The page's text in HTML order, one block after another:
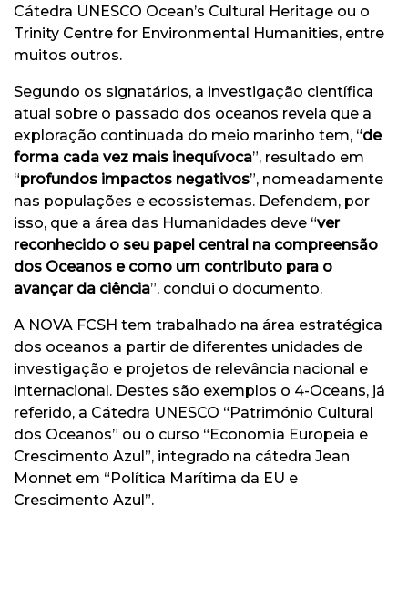
Cátedra UNESCO Ocean’s Cultural Heritage ou o
Trinity Centre for Environmental Humanities, entre
muitos outros.
Segundo os signatários, a investigação científica
atual sobre o passado dos oceanos revela que a
exploração continuada do meio marinho tem, “de
forma cada vez mais inequívoca”, resultado em
“profundos impactos negativos”, nomeadamente
nas populações e ecossistemas. Defendem, por
isso, que a área das Humanidades deve “ver
reconhecido o seu papel central na compreensão
dos Oceanos e como um contributo para o
avançar da ciência”, conclui o documento.
A NOVA FCSH tem trabalhado na área estratégica
dos oceanos a partir de diferentes unidades de
investigação e projetos de relevância nacional e
internacional. Destes são exemplos o 4-Oceans, já
referido, a Cátedra UNESCO “Património Cultural
dos Oceanos” ou o curso “Economia Europeia e
Crescimento Azul”, integrado na cátedra Jean
Monnet em “Política Marítima da EU e
Crescimento Azul”.